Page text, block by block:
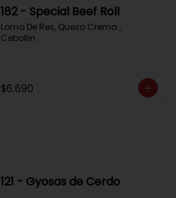
182 - Special Beef Roll
Lomo De Res, Queso Crema ,
Cebollin
$6.690
121 - Gyosas de Cerdo